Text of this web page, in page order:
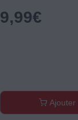
9,99€
Ajouter